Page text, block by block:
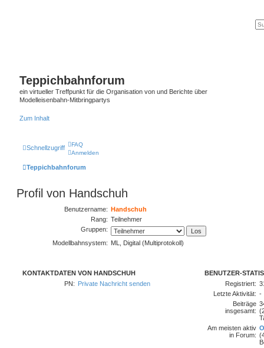
Teppichbahnforum
ein virtueller Treffpunkt für die Organisation von und Berichte über
Modelleisenbahn-Mitbringpartys
Zum Inhalt
Schnellzugriff
FAQ
Anmelden
Teppichbahnforum
Profil von Handschuh
Benutzername: Handschuh
Rang: Teilnehmer
Gruppen:
Modellbahnsystem: ML, Digital (Multiprotokoll)
KONTAKTDATEN VON HANDSCHUH
PN: Private Nachricht senden
BENUTZER-
Registriert:
Letzte Aktivität: -
Beiträge
insgesamt:
Am meisten aktiv
in Forum: